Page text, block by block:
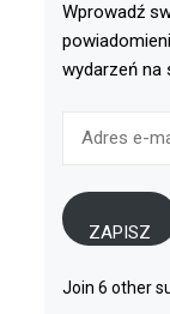
Wprowadź
wydarzeń na
ZAPISZ
Join 6 other